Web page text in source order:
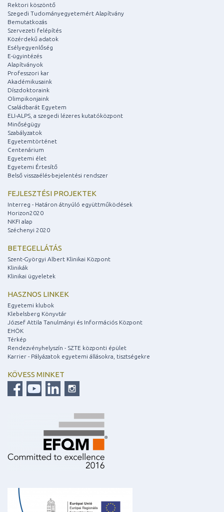
Rektori köszöntő
Szegedi Tudományegyetemért Alapítvány
Bemutatkozás
Szervezeti felépítés
Közérdekű adatok
Esélyegyenlőség
E-ügyintézés
Alapítványok
Professzori kar
Akadémikusaink
Díszdoktoraink
Olimpikonjaink
Családbarát Egyetem
ELI-ALPS, a szegedi lézeres kutatóközpont
Minőségügy
Szabályzatok
Egyetemtörténet
Centenárium
Egyetemi élet
Egyetemi Értesítő
Belső visszaélés-bejelentési rendszer
FEJLESZTÉSI PROJEKTEK
Interreg - Határon átnyúló együttműködések
Horizon2020
NKFI alap
Széchenyi 2020
BETEGELLÁTÁS
Szent-Györgyi Albert Klinikai Központ
Klinikák
Klinikai ügyeletek
HASZNOS LINKEK
Egyetemi klubok
Klebelsberg Könyvtár
József Attila Tanulmányi és Információs Központ
EHÖK
Térkép
Rendezvényhelyszín - SZTE központi épület
Karrier - Pályázatok egyetemi állásokra, tisztségekre
KÖVESS MINKET